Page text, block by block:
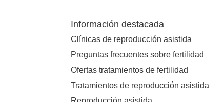
Información destacada
Clínicas de reproducción asistida
Preguntas frecuentes sobre fertilidad
Ofertas tratamientos de fertilidad
Tratamientos de reproducción asistida